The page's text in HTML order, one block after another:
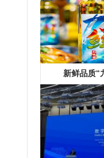
精彩专题
新鲜品质“